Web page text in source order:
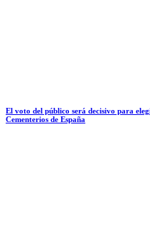
El voto del público será decisivo para
Cementerios de España